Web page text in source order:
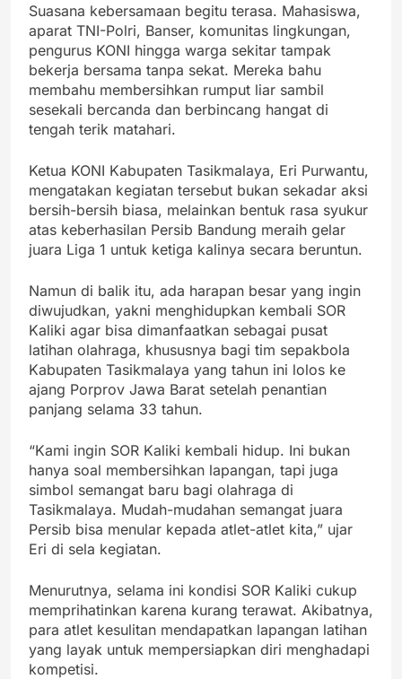
Suasana kebersamaan begitu terasa. Mahasiswa,
aparat TNI-Polri, Banser, komunitas lingkungan,
pengurus KONI hingga warga sekitar tampak
bekerja bersama tanpa sekat. Mereka bahu
membahu membersihkan rumput liar sambil
sesekali bercanda dan berbincang hangat di
tengah terik matahari.
Ketua KONI Kabupaten Tasikmalaya, Eri Purwantu,
mengatakan kegiatan tersebut bukan sekadar aksi
bersih-bersih biasa, melainkan bentuk rasa syukur
atas keberhasilan Persib Bandung meraih gelar
juara Liga 1 untuk ketiga kalinya secara beruntun.
Namun di balik itu, ada harapan besar yang ingin
diwujudkan, yakni menghidupkan kembali SOR
Kaliki agar bisa dimanfaatkan sebagai pusat
latihan olahraga, khususnya bagi tim sepakbola
Kabupaten Tasikmalaya yang tahun ini lolos ke
ajang Porprov Jawa Barat setelah penantian
panjang selama 33 tahun.
“Kami ingin SOR Kaliki kembali hidup. Ini bukan
hanya soal membersihkan lapangan, tapi juga
simbol semangat baru bagi olahraga di
Tasikmalaya. Mudah-mudahan semangat juara
Persib bisa menular kepada atlet-atlet kita,” ujar
Eri di sela kegiatan.
Menurutnya, selama ini kondisi SOR Kaliki cukup
memprihatinkan karena kurang terawat. Akibatnya,
para atlet kesulitan mendapatkan lapangan latihan
yang layak untuk mempersiapkan diri menghadapi
kompetisi.